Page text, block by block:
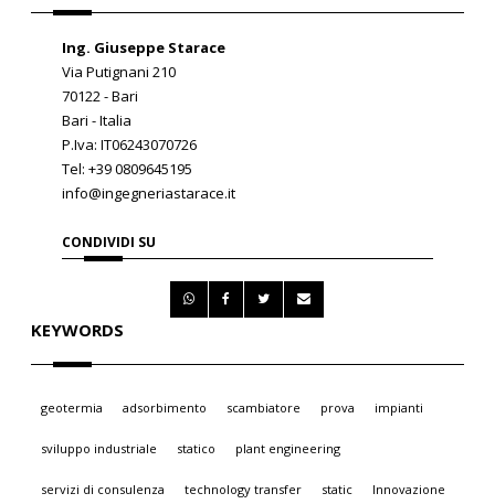
Ing. Giuseppe Starace
Via Putignani 210
70122 - Bari
Bari - Italia
P.Iva: IT06243070726
Tel: +39 0809645195
info@ingegneriastarace.it
CONDIVIDI SU
KEYWORDS
geotermia adsorbimento scambiatore prova impianti
sviluppo industriale statico plant engineering
servizi di consulenza technology transfer static Innovazione